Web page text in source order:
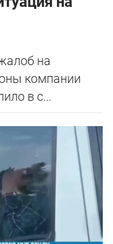
на
компании
в с...